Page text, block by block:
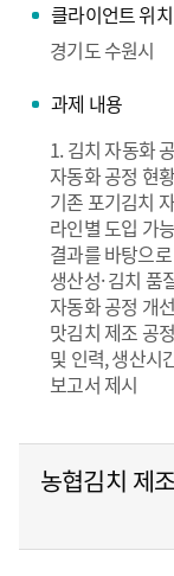
클라이언트 위치
경기도 수원시
과제 내용
1. 김치 자동화
자동화 공정 현
기존 포기김치
라인별 도입 가
결과를 바탕으
생산성· 김치 품
자동화 공정 개
맛김치 제조 공
및 인력, 생산시
보고서 제시
농협김치 제